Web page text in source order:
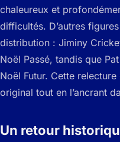
chaleureux et
difficultés. D’autres
distribution : Jiminy
Noël Passé, tandis que
Noël Futur. Cette
original tout en l’ancrant
Un retour